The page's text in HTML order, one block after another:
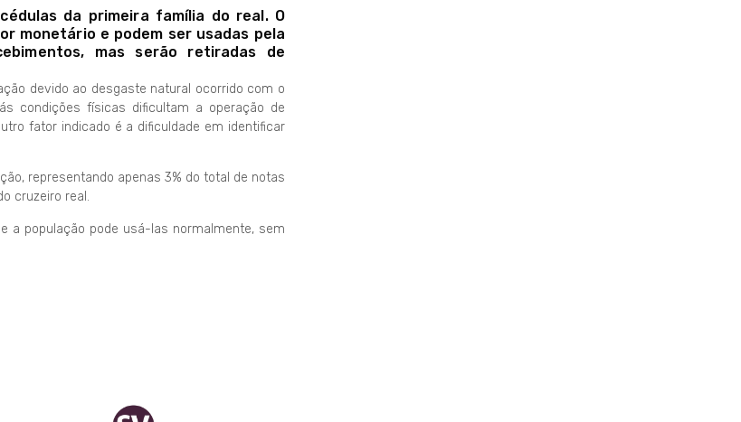
da primeira família do real. O
monetário e podem ser usadas pela
mas serão retiradas de
devido ao desgaste natural ocorrido com o
condições físicas dificultam a operação de
fator indicado é a dificuldade em identificar
representando apenas 3% do total de notas
cruzeiro real.
a população pode usá-las normalmente, sem